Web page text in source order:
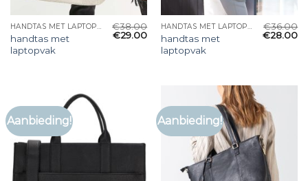
HANDTAS MET LAPTOPVAK
handtas met
laptopvak
€38.00
€29.00
HANDTAS MET LAPTOPVAK
handtas met
laptopvak
€36.00
€28.00
Aanbieding! Aanbieding!